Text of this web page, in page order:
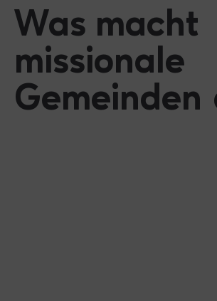
Was macht
missionale
Gemeinden